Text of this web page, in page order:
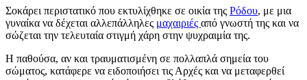
Σοκάρει περιστατικό που εκτυλίχθηκε σε οικία της Ρόδου, με μια
γυναίκα να δέχεται αλλεπάλληλες μαχαιριές από γνωστή της και να
σώζεται την τελευταία στιγμή χάρη στην ψυχραιμία της.
Η παθούσα, αν και τραυματισμένη σε πολλαπλά σημεία του
σώματος, κατάφερε να ειδοποιήσει τις Αρχές και να μεταφερθεί